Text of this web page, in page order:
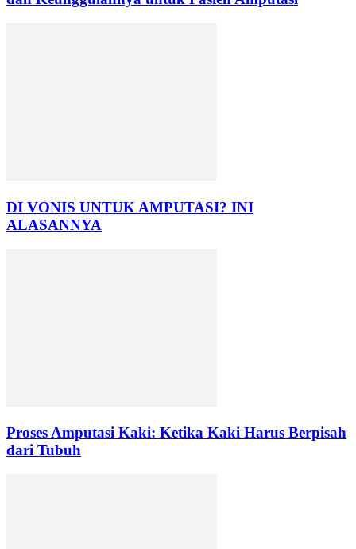
DI VONIS UNTUK AMPUTASI? INI
ALASANNYA
Proses Amputasi Kaki: Ketika Kaki Harus Berpisah
dari Tubuh